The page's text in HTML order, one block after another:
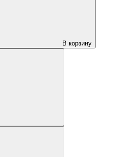
В корзину